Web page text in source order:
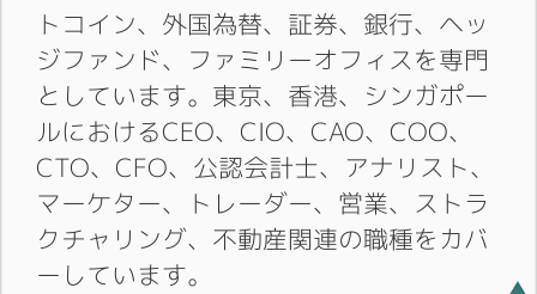
トコイン、外国為替、証券、銀行、ヘッ
ジファンド、ファミリーオフィスを専門
としています。東京、香港、シンガポー
ルにおけるCEO、CIO、CAO、COO、
CTO、CFO、公認会計士、アナリスト、
マーケター、トレーダー、営業、ストラ
クチャリング、不動産関連の職種をカバ
ーしています。